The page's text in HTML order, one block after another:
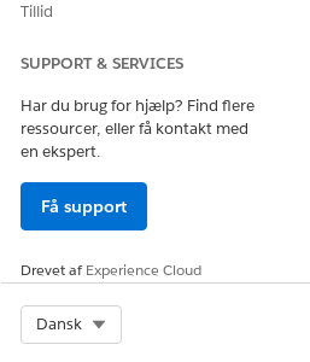
Tillid
SUPPORT & SERVICES
Har du brug for hjælp? Find flere
ressourcer, eller få kontakt med
en ekspert.
Få support
Drevet afExperience Cloud
Dansk